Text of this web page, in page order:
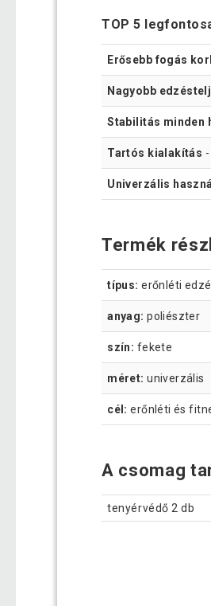
TOP 5
Erősebb fogás
Nagyobb
Stabilitás minden
Tartós kialakítás
Univerzális
Termék
típus: erőnléti
anyag: poliészter
szín: fekete
méret: univerzális
cél: erőnléti és
A csomag
tenyérvédő 2 db